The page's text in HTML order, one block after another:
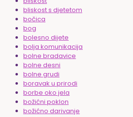
bliskost s djetetom
bočica
bog
bolesno dijete
bolja komunikacija
bolne bradavice
bolne desni
bolne grudi
boravak u prirodi
borbe oko jela
božićni poklon
božićno darivanje